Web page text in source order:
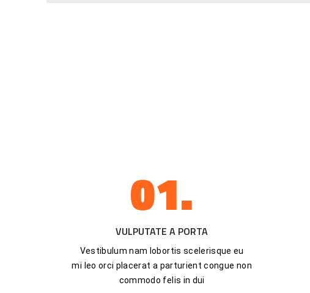
01.
VULPUTATE A PORTA
Vestibulum nam lobortis scelerisque eu
mi leo orci placerat a parturient congue non
commodo felis in dui